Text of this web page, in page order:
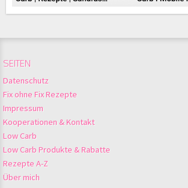
SEITEN
Datenschutz
Fix ohne Fix Rezepte
Impressum
Kooperationen & Kontakt
Low Carb
Low Carb Produkte & Rabatte
Rezepte A-Z
Über mich